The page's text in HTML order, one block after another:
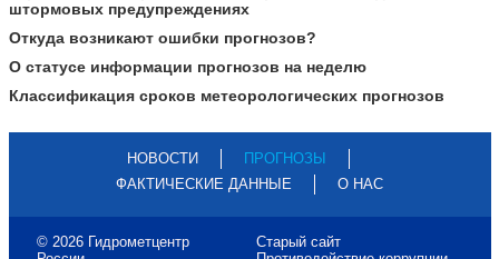
штормовых предупреждениях
Откуда возникают ошибки прогнозов?
О статусе информации прогнозов на неделю
Классификация сроков метеорологических прогнозов
НОВОСТИ
ПРОГНОЗЫ
ФАКТИЧЕСКИЕ ДАННЫЕ
О НАС
© 2026 Гидрометцентр
Старый сайт